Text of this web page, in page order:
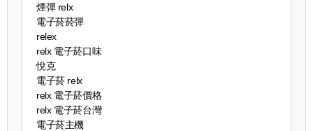
煙彈 relx
電子菸菸彈
relex
relx 電子菸口味
悅克
電子菸 relx
relx 電子菸價格
relx 電子菸台灣
電子菸主機